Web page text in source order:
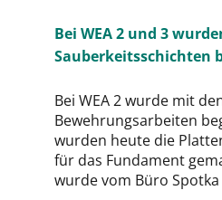
Bei WEA 2 und 3
Sauberkeitsschichten
Bei WEA 2 wurde mit
Bewehrungsarbeiten
wurden heute die
für das Fundament
wurde vom Büro